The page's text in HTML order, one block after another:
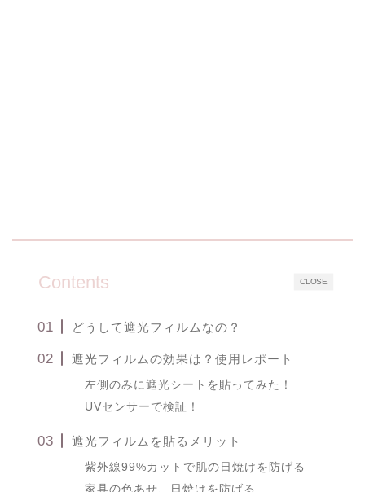
CLOSE
Contents
どうして遮光フィルムなの？
遮光フィルムの効果は？使用レポート
左側のみに遮光シートを貼ってみた！
UVセンサーで検証！
遮光フィルムを貼るメリット
紫外線99%カットで肌の日焼けを防げる
家具の色あせ、日焼けを防げる